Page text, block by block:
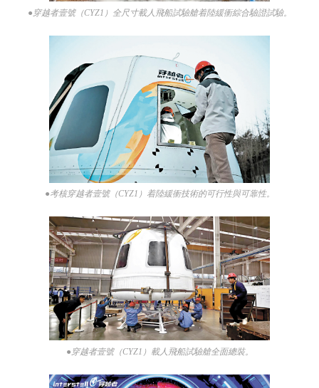
●穿越者壹號（CYZ1）全尺寸載人飛船試驗艙着陸緩衝綜合驗證試驗。
●考核穿越者壹號（CYZ1）着陸緩衝技術的可行性與可靠性。
●穿越者壹號（CYZ1）載人飛船試驗艙全面總裝。